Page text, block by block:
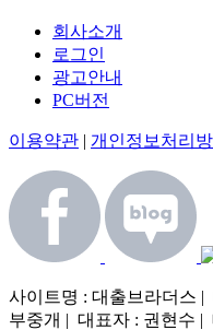
회사소개
로그인
광고안내
PC버전
이용약관 | 개인정보처리
사이트명 : 대출브라더스
부중개 | 대표자 : 권현수 |